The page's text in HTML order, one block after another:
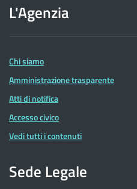
dell'Agenzia
delle
Entrate
L'Agenzia
Chi siamo
Amministrazione trasparente
Atti di notifica
Accesso civico
Vedi tutti i contenuti
Sede Legale